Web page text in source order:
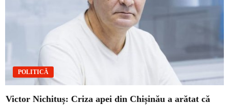
POLITICĂ
Victor Nichituș: Criza apei din Chișinău a arătat că